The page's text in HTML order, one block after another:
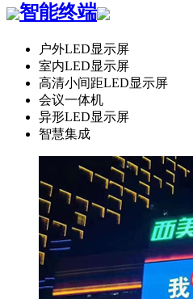
智能终端
户外LED显示屏
室内LED显示屏
高清小间距LED显示屏
会议一体机
异形LED显示屏
智慧集成